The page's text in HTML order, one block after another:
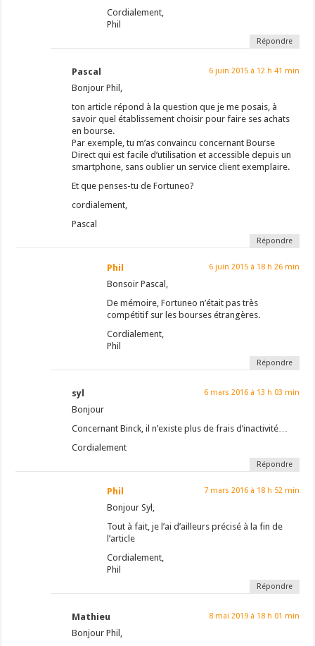
Cordialement,
Phil
Répondre
Pascal 6 juin 2015 à 12 h 41 min
Bonjour Phil,
ton article répond à la question que je me posais, à
savoir quel établissement choisir pour faire ses achats
en bourse.
Par exemple, tu m’as convaincu concernant Bourse
Direct qui est facile d’utilisation et accessible depuis un
smartphone, sans oublier un service client exemplaire.
Et que penses-tu de Fortuneo?
cordialement,
Pascal
Répondre
Phil 6 juin 2015 à 18 h 26 min
Bonsoir Pascal,
De mémoire, Fortuneo n’était pas très
compétitif sur les bourses étrangères.
Cordialement,
Phil
Répondre
syl 6 mars 2016 à 13 h 03 min
Bonjour
Concernant Binck, il n’existe plus de frais d’inactivité…
Cordialement
Répondre
Phil 7 mars 2016 à 18 h 52 min
Bonjour Syl,
Tout à fait, je l’ai d’ailleurs précisé à la fin de
l’article
Cordialement,
Phil
Répondre
Mathieu 8 mai 2019 à 18 h 01 min
Bonjour Phil,